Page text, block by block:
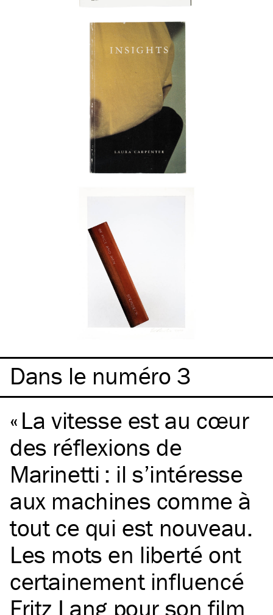
Dans le numéro 3
La vitesse est au cœur
des réflexions de
Marinetti : il s’intéresse
aux machines comme à
tout ce qui est nouveau.
Les mots en liberté ont
certainement influencé
Fritz Lang pour son film